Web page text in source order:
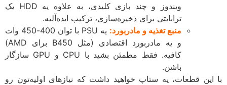
ویندوز و چند بازی کلیدی، به علاوه یه HDD یک
ترابایتی برای ذخیره‌سازی، ترکیب ایده‌آلیه.
منبع تغذیه و مادربورد:
یه PSU با توان 400-450 وات
و یه مادربورد اقتصادی (مثل B450 برای AMD)
کافیه. فقط مطمئن بشید با CPU و GPU سازگار
باشن.
قطعات، یه ستاپ خواهید داشت که نیازهای اولیه‌تون رو